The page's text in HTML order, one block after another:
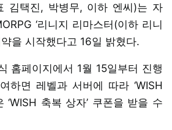
김택진, 박병무, 이하 엔씨)는 자
‘리니지 리마스터(이하 리니
약을 시작했다고 16일 밝혔다.
홈페이지에서 1월 15일부터 진행
하면 레벨과 서버에 따라 ‘WISH
‘WISH 축복 상자’ 쿠폰을 받을 수